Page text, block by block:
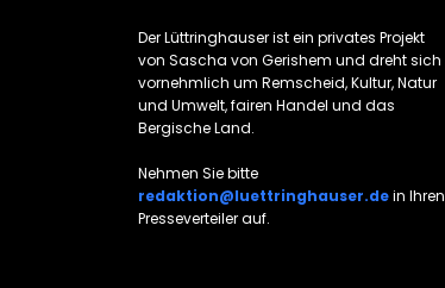
Der Lüttringhauser ist ein privates Projekt
von Sascha von Gerishem und dreht sich
vornehmlich um Remscheid, Kultur, Natur
und Umwelt, fairen Handel und das
Bergische Land.
Nehmen Sie bitte
redaktion@luettringhauser.dein Ihren
Presseverteiler auf.